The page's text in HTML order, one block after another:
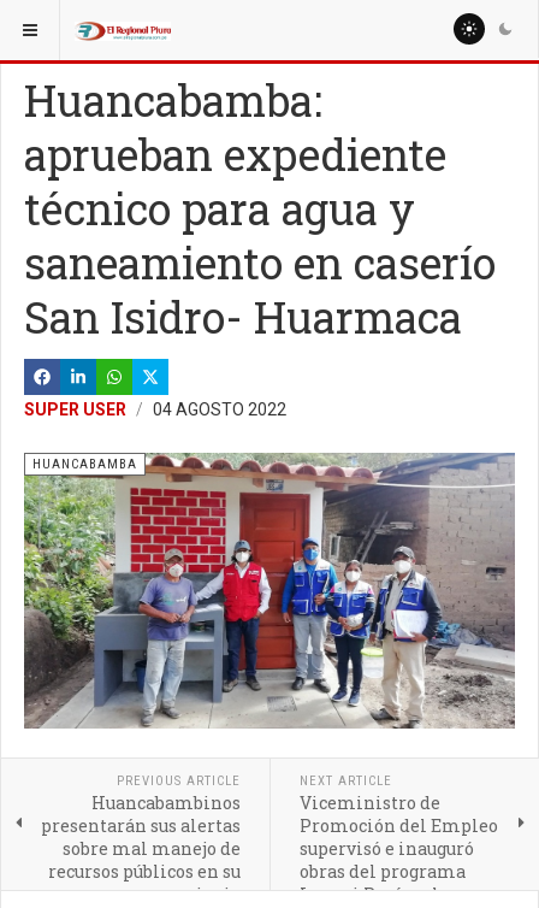
ESTÁ AQUÍ: REGIÓN PIURA
Huancabamba:
aprueban expediente
técnico para agua y
saneamiento en caserío
San Isidro- Huarmaca
SUPER USER 04 AGOSTO 2022
HUANCABAMBA
PREVIOUS ARTICLE
Huancabambinos
presentarán sus alertas
sobre mal manejo de
recursos públicos en su
provincia
NEXT ARTICLE
Viceministro de
Promoción del Empleo
supervisó e inauguró
obras del programa
Lurawi Perú en la